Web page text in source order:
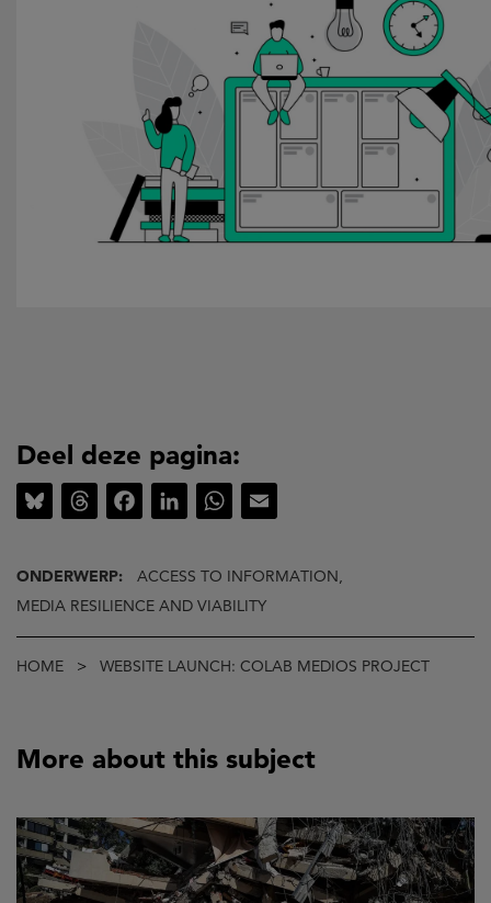
Deel deze pagina:
Bluesky ThreadsFacebookLinkedInWhatsApp
ONDERWERP:
ACCESS TO INFORMATION,
MEDIA RESILIENCE AND VIABILITY
Kruimelpad
HOME WEBSITE LAUNCH: COLAB MEDIOS PROJECT
More about this subject